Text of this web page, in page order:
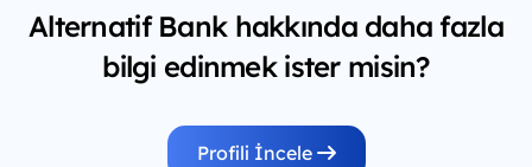
Alternatif Bank hakkında daha fazla
bilgi edinmek ister misin?
Profili İncele